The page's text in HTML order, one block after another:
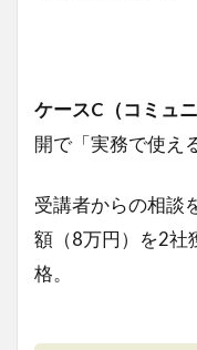
ケースC（コミュニ
開で「実務で使え
受講者からの相談
額（8万円）を2
格。